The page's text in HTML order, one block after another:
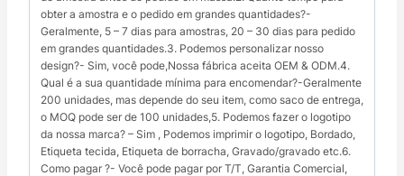
obter a amostra e o pedido em grandes quantidades?-
Geralmente, 5 – 7 dias para amostras, 20 – 30 dias para pedido
em grandes quantidades.3. Podemos personalizar nosso
design?- Sim, você pode,Nossa fábrica aceita OEM & ODM.4.
Qual é a sua quantidade mínima para encomendar?-Geralmente
200 unidades, mas depende do seu item, como saco de entrega,
o MOQ pode ser de 100 unidades,5. Podemos fazer o logotipo
da nossa marca? – Sim , Podemos imprimir o logotipo, Bordado,
Etiqueta tecida, Etiqueta de borracha, Gravado/gravado etc.6.
Como pagar ?- Você pode pagar por T/T, Garantia Comercial,